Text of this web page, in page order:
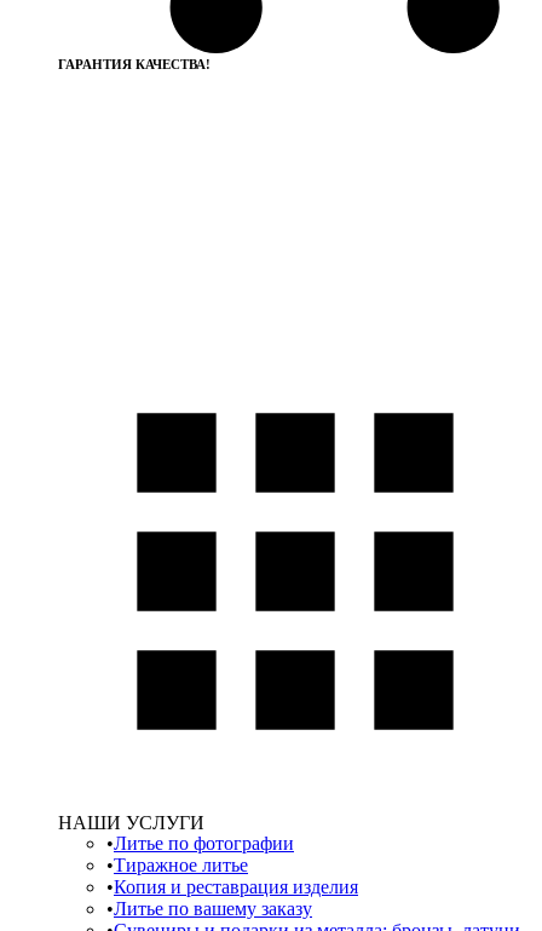
ГАРАНТИЯ КАЧЕСТВА!
НАШИ УСЛУГИ
Литье по фотографии
Тиражное литье
Копия и реставрация изделия
Литье по вашему заказу